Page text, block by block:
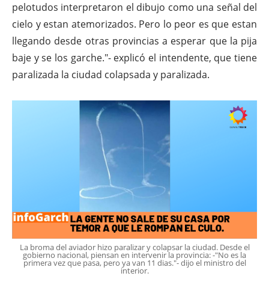
pelotudos interpretaron el dibujo como una señal del
cielo y estan atemorizados. Pero lo peor es que estan
llegando desde otras provincias a esperar que la pija
baje y se los garche."- explicó el intendente, que tiene
paralizada la ciudad colapsada y paralizada.
La broma del aviador hizo paralizar y colapsar la ciudad. Desde el
gobierno nacional, piensan en intervenir la provincia: -"No es la
primera vez que pasa, pero ya van 11 dias."- dijo el ministro del
interior.